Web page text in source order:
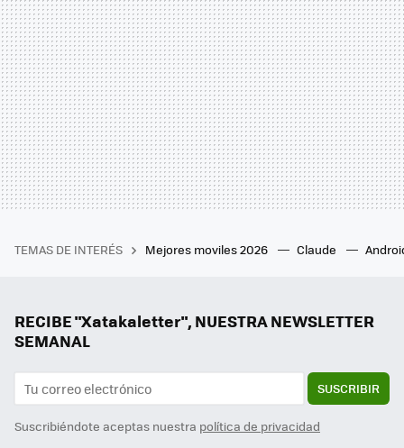
TEMAS DE INTERÉS Mejores moviles 2026 Claude
RECIBE "Xatakaletter", NUESTRA NEWSLETTER
SEMANAL
SUSCRIBIR
Suscribiéndote aceptas nuestra política de privacidad